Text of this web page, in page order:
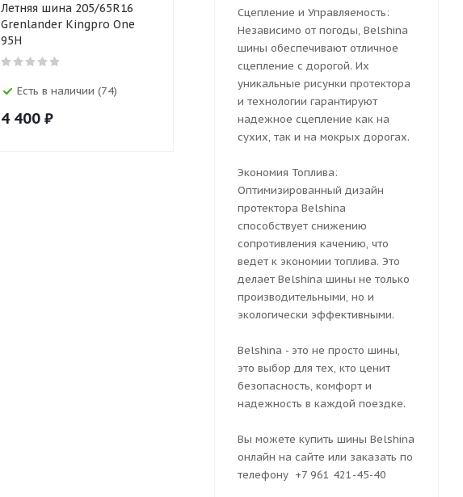
Летняя шина 205/65R16
Grenlander Kingpro One
95H
Есть в наличии (74)
4 400 ₽
Летняя шина FRONWAY
205/65 R16 ECOGREEN 66
Нет в наличии
₽
Летняя шина
R16 EFFIVAN
Есть в
4 704
Сцепление и Управляемость:
Независимо от погоды, Belshina
шины обеспечивают отличное
сцепление с дорогой. Их
уникальные рисунки протектора
и технологии гарантируют
надежное сцепление как на
сухих, так и на мокрых дорогах.
Экономия Топлива:
Оптимизированный дизайн
протектора Belshina
способствует снижению
сопротивления качению, что
ведет к экономии топлива. Это
делает Belshina шины не только
производительными, но и
экологически эффективными.
Belshina - это не просто шины,
это выбор для тех, кто ценит
безопасность, комфорт и
надежность в каждой поездке.
Вы можете купить шины Belshina
онлайн на сайте или заказать по
телефону +7 961 421-45-40